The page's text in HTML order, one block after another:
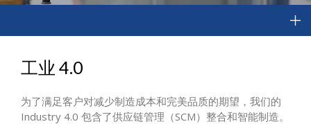
工业 4.0
为了满足客户对减少制造成本和完美品质的期望，我们的
Industry 4.0 包含了供应链管理（SCM）整合和智能制造。